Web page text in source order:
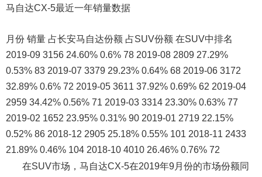
马自达CX-5最近一年销量数据
月份 销量 占长安马自达份额 占SUV份额 在SUV中排名
2019-09 3156 24.60% 0.6% 78 2019-08 2809 27.29%
0.53% 83 2019-07 3379 29.23% 0.64% 68 2019-06 3172
32.89% 0.6% 72 2019-05 3611 37.92% 0.69% 62 2019-04
2959 34.42% 0.56% 71 2019-03 3314 23.30% 0.63% 77
2019-02 1652 23.95% 0.31% 90 2019-01 2719 22.15%
0.52% 86 2018-12 2905 25.18% 0.55% 101 2018-11 2433
21.89% 0.46% 104 2018-10 4010 26.46% 0.76% 72
在SUV市场，马自达CX-5在2019年9月份的市场份额同